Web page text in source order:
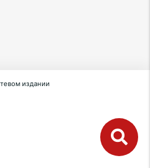
издании